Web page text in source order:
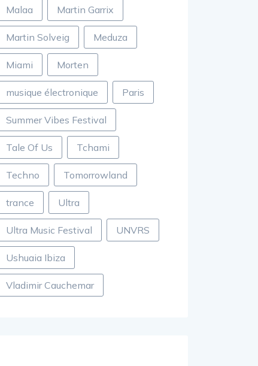
Malaa Martin Garrix
Martin Solveig Meduza
Miami Morten
musique électronique Paris
Summer Vibes Festival
Tale Of Us Tchami
Techno Tomorrowland
trance Ultra
Ultra Music Festival UNVRS
Ushuaia Ibiza
Vladimir Cauchemar